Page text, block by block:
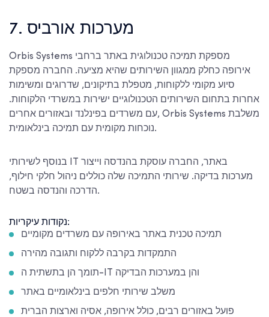
7. מערכות אורביס
Orbis Systems מספקת תמיכה טכנולוגית באתר ברחבי
אירופה כחלק ממגוון השירותים שהיא מציעה. החברה מספקת
סיוע מקומי ללקוחות, מטפלת בתיקונים, שדרוגים ומשימות
אחרות בתחום השירותים הטכנולוגיים ישירות במשרדי הלקוחות.
עם משרדים בפינלנד ובאזורים אחרים, Orbis Systems משלבת
נוכחות מקומית עם תמיכה בינלאומית.
בנוסף לשירותי IT באתר, החברה עוסקת בהנדסה וייצור
מערכות בדיקה. שירותי התמיכה שלה כוללים ניהול חלקי חילוף,
הדרכה והנדסה בשטח.
נקודות עיקריות:
תמיכה טכנית באתר באירופה עם משרדים מקומיים
התמקדות בקרבה ללקוח ותגובה מהירה
תומך הן בתשתית ה-IT והן במערכות הבדיקה
משלב שירותי חלפים בינלאומיים באתר
פועל באזורים רבים, כולל אירופה, אסיה וארצות הברית